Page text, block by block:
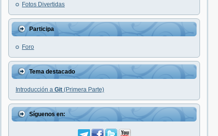
Fotos Divertidas
Participa
Foro
Tema destacado
Introducción a Git (Primera Parte)
Síguenos en: